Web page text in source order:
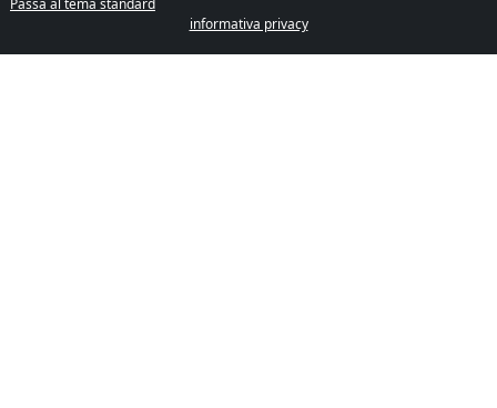
Passa al tema standard
informativa privacy